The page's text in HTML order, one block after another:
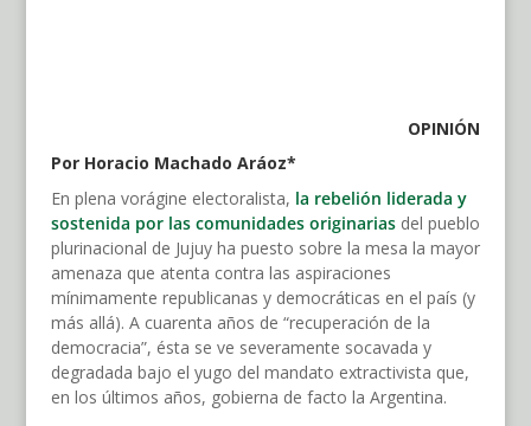
OPINIÓN
Por Horacio Machado Aráoz*
En plena vorágine electoralista, la rebelión liderada y
sostenida por las comunidades originariasdel pueblo
plurinacional de Jujuy ha puesto sobre la mesa la mayor
amenaza que atenta contra las aspiraciones
mínimamente republicanas y democráticas en el país (y
más allá). A cuarenta años de “recuperación de la
democracia”, ésta se ve severamente socavada y
degradada bajo el yugo del mandato extractivista que,
en los últimos años, gobierna de facto la Argentina.